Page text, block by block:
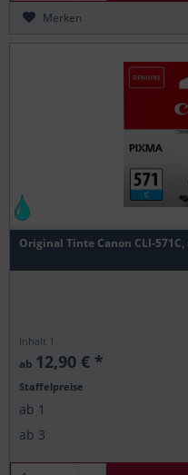
Merken
Original Tinte Canon CLI-571C,
Inhalt 1
ab 12,90 € *
Staffelpreise
ab 1
ab 3